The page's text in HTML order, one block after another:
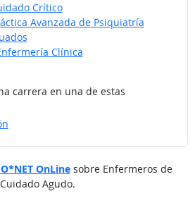
Crítico
Avanzada de Psiquiatría
Clínica
carrera en una de estas
OnLinesobre Enfermeros de
Cuidado Agudo.